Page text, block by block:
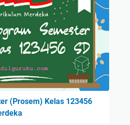
(Prosem) Kelas 123456